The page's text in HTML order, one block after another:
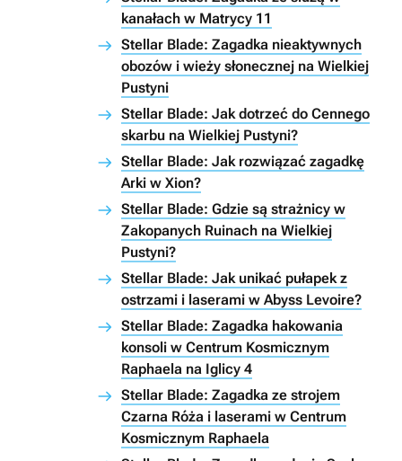
kanałach w Matrycy 11
Stellar Blade: Zagadka nieaktywnych
obozów i wieży słonecznej na Wielkiej
Pustyni
Stellar Blade: Jak dotrzeć do Cennego
skarbu na Wielkiej Pustyni?
Stellar Blade: Jak rozwiązać zagadkę
Arki w Xion?
Stellar Blade: Gdzie są strażnicy w
Zakopanych Ruinach na Wielkiej
Pustyni?
Stellar Blade: Jak unikać pułapek z
ostrzami i laserami w Abyss Levoire?
Stellar Blade: Zagadka hakowania
konsoli w Centrum Kosmicznym
Raphaela na Iglicy 4
Stellar Blade: Zagadka ze strojem
Czarna Róża i laserami w Centrum
Kosmicznym Raphaela